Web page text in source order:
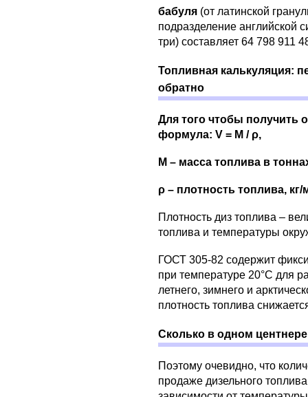
бабуля (от латинской
подразделение английской
три) составляет 64 798 911
Топливная калькуляция:
обратно
Для того чтобы получить
формула: V = M / ρ,
M – масса топлива в
ρ – плотность топлива, кг/
Плотность диз топлива –
топлива и температуры
ГОСТ 305-82 содержит
при температуре 20°С для
летнего, зимнего и
плотность топлива
Сколько в одном
Поэтому очевидно, что
продаже дизельного